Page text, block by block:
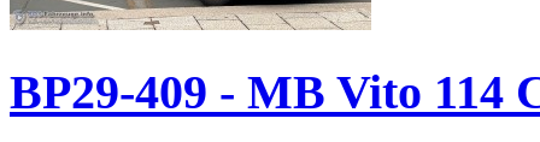
BP29-409 - MB Vito 114